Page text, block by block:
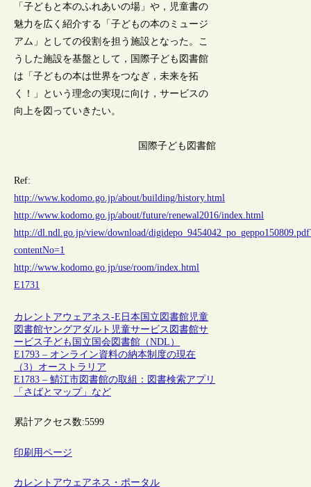
「子どもと本のふれあいの場」や，児童書の
魅力を広く紹介する「子どもの本のミュージ
アム」としての役割を担う施設となった。こ
うした施設を基盤として，国際子ども図書館
は「子どもの本は世界をつなぎ，未来を拓
く！」という理念の実現に向け，サービスの
向上を図っていきたい。
国際子ども図書館
Ref:
http://www.kodomo.go.jp/about/building/history.html
http://www.kodomo.go.jp/about/future/renewal2016/index.html
http://dl.ndl.go.jp/view/download/
contentNo=1
http://www.kodomo.go.jp/use/room/index.html
E1731
カレントアウェアネス-E 日本 国立図書館児童
図書館ヤングアダルト 児童サービス 図書館サ
ービス子ども 国立国会図書館（NDL）
E1793 – オンライン資料の納本制度の現在
（3）オーストラリア
E1783 – 鯖江市図書館の取組：図書検索アプリ
「さばとマップ」など
累計アクセス数:5599
印刷用ページ
カレントアウェアネス・ポータル